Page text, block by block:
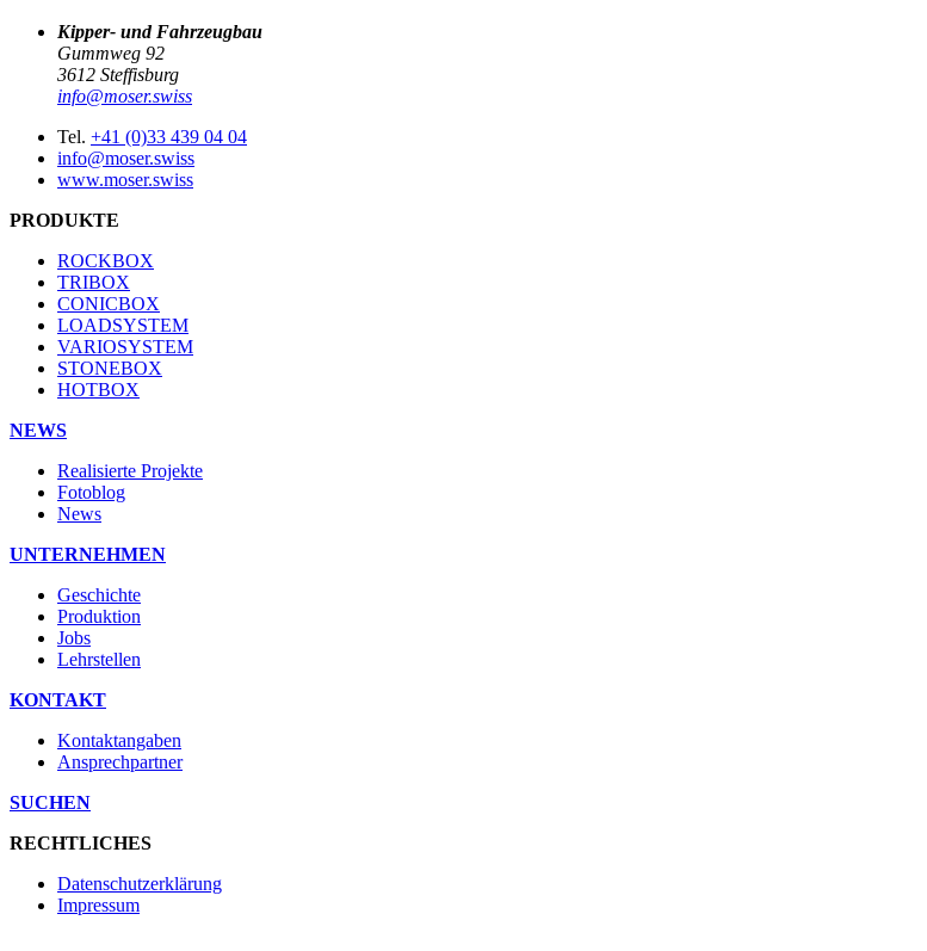
Kipper- und Fahrzeugbau
Gummweg 92
3612 Steffisburg
info@moser.swiss
Tel. +41 (0)33 439 04 04
info@moser.swiss
www.moser.swiss
PRODUKTE
ROCKBOX
TRIBOX
CONICBOX
LOADSYSTEM
VARIOSYSTEM
STONEBOX
HOTBOX
NEWS
Realisierte Projekte
Fotoblog
News
UNTERNEHMEN
Geschichte
Produktion
Jobs
Lehrstellen
KONTAKT
Kontaktangaben
Ansprechpartner
SUCHEN
RECHTLICHES
Datenschutzerklärung
Impressum